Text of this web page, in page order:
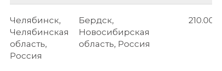
Челябинск,
Челябинская
область,
Россия
Бердск,
Новосибирская
область, Россия
210.00